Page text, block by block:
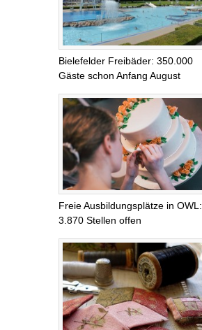
Bielefelder Freibäder: 350.000
Gäste schon Anfang August
Freie Ausbildungsplätze in OWL:
3.870 Stellen offen